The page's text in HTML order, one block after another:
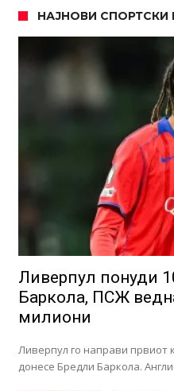
НАЈНОВИ СПОРТСКИ
Ливерпул понуди
Баркола, ПСЖ
милиони
Ливерпул го направи првиот
донесе Бредли Баркола.